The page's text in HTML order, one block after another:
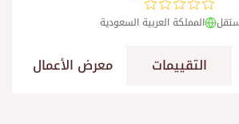
المملكة العربية السعودية
التقييمات معرض الأعمال